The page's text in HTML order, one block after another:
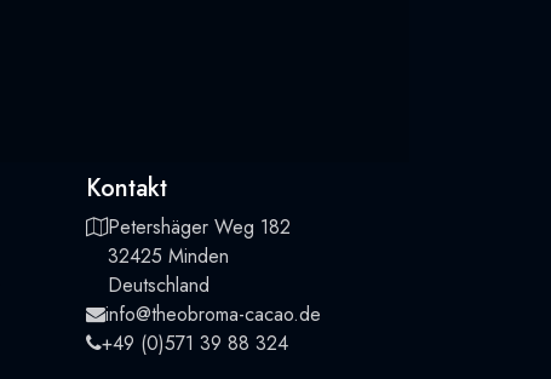
Kontakt
Petershäger Weg 182
32425 Minden
Deutschland
info@theobroma-cacao.de
+49 (0)571 39 88 324